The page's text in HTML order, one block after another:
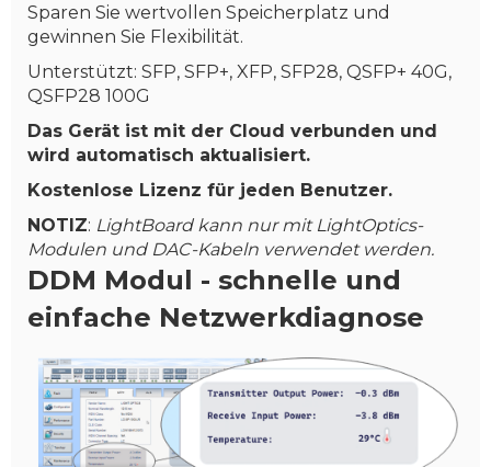
Sparen Sie wertvollen Speicherplatz und
gewinnen Sie Flexibilität.
Unterstützt: SFP, SFP+, XFP, SFP28, QSFP+ 40G,
QSFP28 100G
Das Gerät ist mit der Cloud verbunden und
wird automatisch aktualisiert.
Kostenlose Lizenz für jeden Benutzer.
NOTIZ: LightBoard kann nur mit LightOptics-
Modulen und DAC-Kabeln verwendet werden.
DDM Modul - schnelle und
einfache Netzwerkdiagnose